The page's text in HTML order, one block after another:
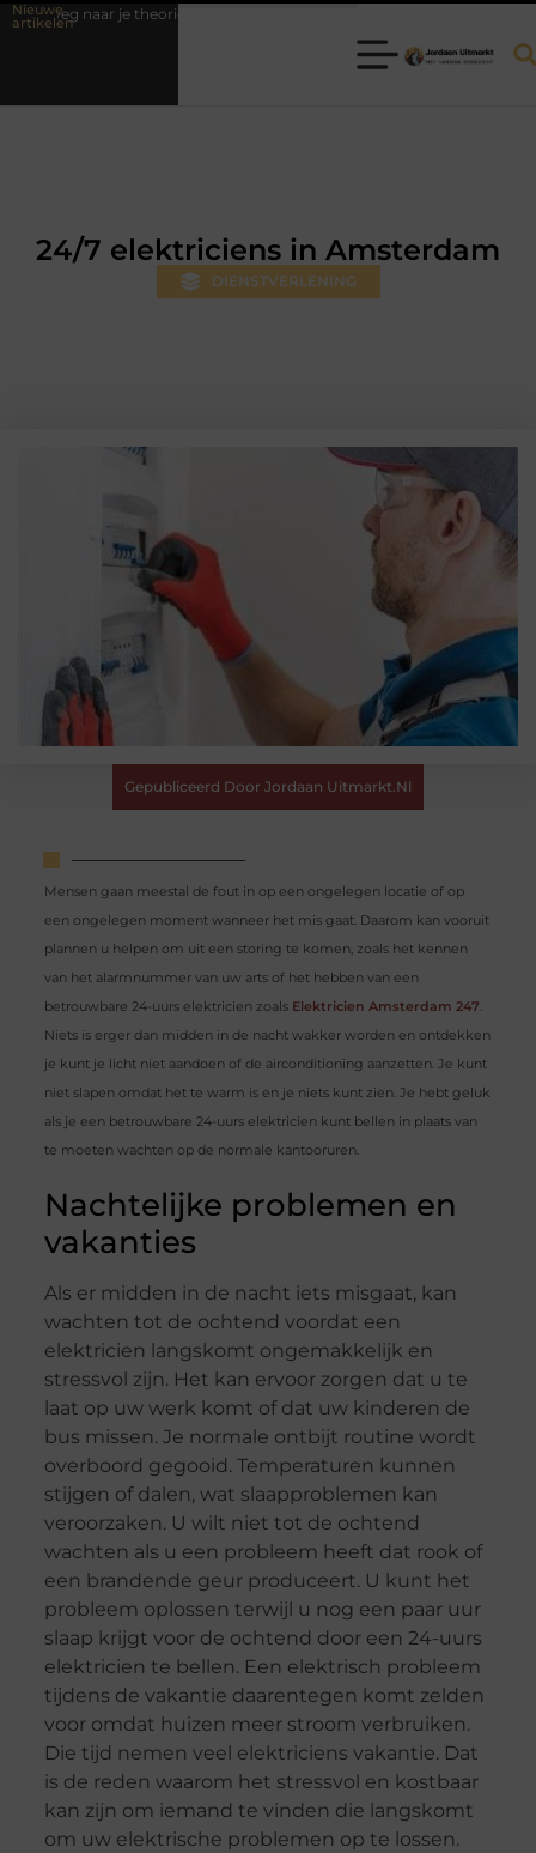
Nieuwe
artikelen
theorie-examen Fysiotherapie Hilversum: professionele hulp bij
24/7 elektriciens in Amsterdam
DIENSTVERLENING
Gepubliceerd Door Jordaan Uitmarkt.nl
Mensen gaan meestal de fout in op een ongelegen locatie of op
een ongelegen moment wanneer het mis gaat. Daarom kan vooruit
plannen u helpen om uit een storing te komen, zoals het kennen
van het alarmnummer van uw arts of het hebben van een
betrouwbare 24-uurs elektricien zoals Elektricien Amsterdam 247.
Niets is erger dan midden in de nacht wakker worden en ontdekken
je kunt je licht niet aandoen of de airconditioning aanzetten. Je kunt
niet slapen omdat het te warm is en je niets kunt zien. Je hebt geluk
als je een betrouwbare 24-uurs elektricien kunt bellen in plaats van
te moeten wachten op de normale kantooruren.
Nachtelijke problemen en
vakanties
Als er midden in de nacht iets misgaat, kan
wachten tot de ochtend voordat een
elektricien langskomt ongemakkelijk en
stressvol zijn. Het kan ervoor zorgen dat u te
laat op uw werk komt of dat uw kinderen de
bus missen. Je normale ontbijt routine wordt
overboord gegooid. Temperaturen kunnen
stijgen of dalen, wat slaapproblemen kan
veroorzaken. U wilt niet tot de ochtend
wachten als u een probleem heeft dat rook of
een brandende geur produceert. U kunt het
probleem oplossen terwijl u nog een paar uur
slaap krijgt voor de ochtend door een 24-uurs
elektricien te bellen. Een elektrisch probleem
tijdens de vakantie daarentegen komt zelden
voor omdat huizen meer stroom verbruiken.
Die tijd nemen veel elektriciens vakantie. Dat
is de reden waarom het stressvol en kostbaar
kan zijn om iemand te vinden die langskomt
om uw elektrische problemen op te lossen.